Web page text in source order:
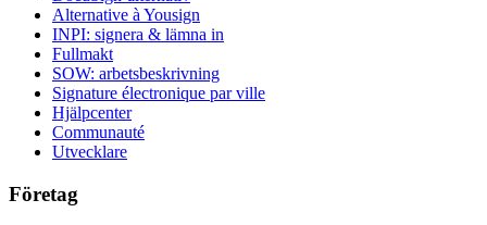
Alternative à Yousign
INPI: signera & lämna in
Fullmakt
SOW: arbetsbeskrivning
Signature électronique par ville
Hjälpcenter
Communauté
Utvecklare
Företag